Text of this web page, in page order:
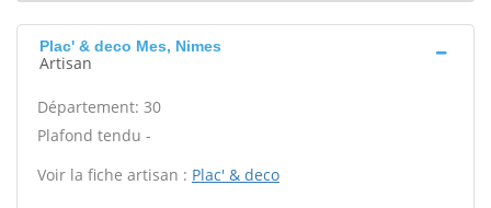
Plac' & deco Mes, Nimes
Artisan
Département: 30
Plafond tendu -
Voir la fiche artisan : Plac' & deco